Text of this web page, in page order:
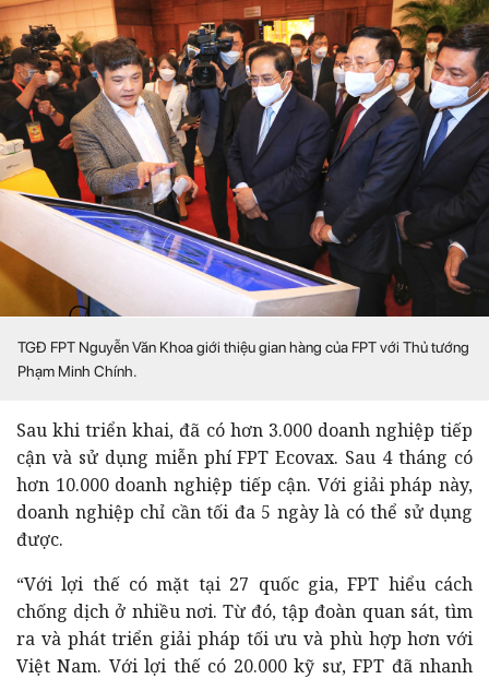
TGĐ FPT Nguyễn Văn Khoa giới thiệu gian hàng của FPT với Thủ tướng
Phạm Minh Chính.
Sau khi triển khai, đã có hơn 3.000 doanh nghiệp tiếp
cận và sử dụng miễn phí FPT Ecovax. Sau 4 tháng có
hơn 10.000 doanh nghiệp tiếp cận. Với giải pháp này,
doanh nghiệp chỉ cần tối đa 5 ngày là có thể sử dụng
được.
“Với lợi thế có mặt tại 27 quốc gia, FPT hiểu cách
chống dịch ở nhiều nơi. Từ đó, tập đoàn quan sát, tìm
ra và phát triển giải pháp tối ưu và phù hợp hơn với
Việt Nam. Với lợi thế có 20.000 kỹ sư, FPT đã nhanh